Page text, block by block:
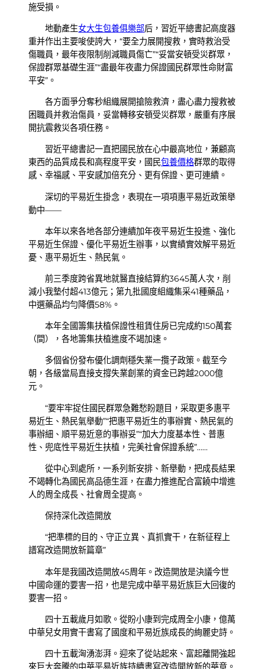
施受損。
地動產生女大生包養俱樂部后，習近平總書記高度器
重并作出主要唆使誇大，“要全力展開搜救，實時救治受
傷職員，最年夜限制削減職員傷亡”“妥當安頓受災群眾，
保證群眾基礎生涯”“盡最年夜盡力保證國民群眾性命財富
平安”。
各方面爭分奪秒組織展開搶險救濟，盡心盡力搜救被
困職員并救治傷員，妥當轉移安頓受災群眾，嚴重有序展
開抗震救災各項任務。
習近平總書記一直把國民放在心中最高地位，兼顧高
東西的品質成長和高程度平安，國民包養價格群眾的取得
感、幸福感、平安感加倍充分、更有保證、更可連續。
深切的平易近生掛念，表現在一項項惠平易近政策舉
動中——
本年以來各地各部分連續加年夜平易近生投進、強化
平易近生保證、優化平易近生辦事，以實績實效解平易近
憂、惠平易近生、熱民氣。
前三季度跨省異地就醫直接結算約3645萬人次，削
減小我墊付超413億元；第九批國度組織集采41種藥品，
中選藥品均勻降價58%。
本年全國籌集扶植保證性租賃住房已完成約150萬套
（間），各地籌集扶植進度不竭加速。
多個省份發布優化調劑穩失業一攬子政策。截至今
朝，各級當局直接支撐失業創業的資金已跨越2000億
元。
“要牢牢捉住國民群眾急難愁盼題目，采取更多惠平
易近生、熱民氣舉動”“把惠平易近生的事辦實、熱民氣的
事辦細、順平易近意的事辦妥”“加大力度基本性、普惠
性、兜底性平易近生扶植，完美社會保證系統”……
從中心到處所，一系列新安排、新舉動，把成長結果
不竭轉化為國民高品德生涯，在盡力推進配合富饒中增進
人的周全成長、社會周全提高。
保持深化改造開放
“把準標的目的、守正立異、真抓實干，在新征程上
譜寫改造開放新篇章”
本年是我國改造開放45周年。改造開放是決議今世
中國命運的要害一招，也是完成中華平易近族巨大回復的
要害一招。
四十五載歲月如歌。從盼小康到完成周全小康，億萬
中華兒女用實干書寫了國度和平易近族成長的絢麗史詩。
四十五載洶湧澎湃。迎來了從站起來、富起離開強起
來巨大奔騰的中華平易近族持續書寫改造開放新的華章。